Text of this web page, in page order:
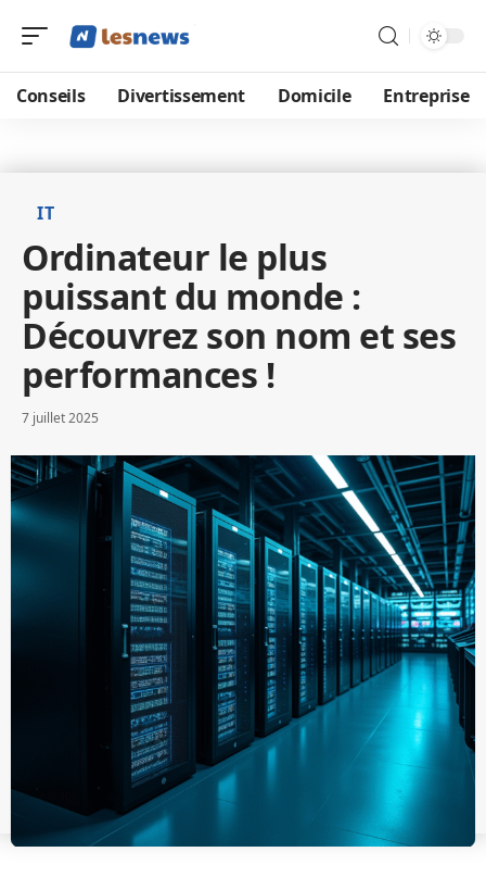
Conseils Divertissement Domicile Entreprise
IT
Ordinateur le plus
puissant du monde :
Découvrez son nom et ses
performances !
7 juillet 2025